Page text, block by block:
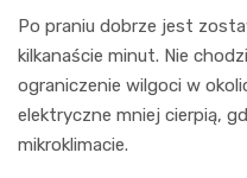
Po praniu dobrze jest
kilkanaście minut. Nie
ograniczenie wilgoci w
elektryczne mniej cierpią,
mikroklimacie.